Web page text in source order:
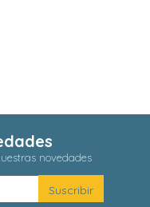
novedades